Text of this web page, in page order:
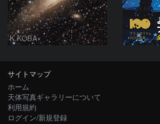
K.KOBA
サイトマップ
ホーム
天体写真ギャラリーについて
利用規約
ログイン/新規登録